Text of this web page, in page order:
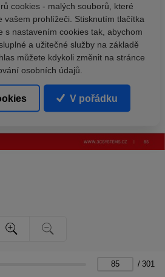
/ 301
cookies - malých souborů, které
vašem prohlížeči. Stisknutím tlačítka
s nastavením cookies tak, abychom
a užitečné služby na základě
můžete kdykoli změnit na stránce
osobních údajů.
V pořádku